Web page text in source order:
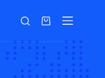
Koszyk